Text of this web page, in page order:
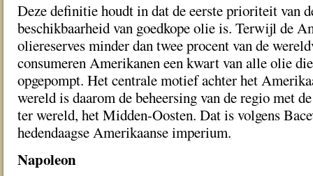
Deze definitie houdt in dat de eerste prioriteit van
beschikbaarheid van goedkope olie is. Terwijl de
oliereserves minder dan twee procent van de
consumeren Amerikanen een kwart van alle olie
opgepompt. Het centrale motief achter het
wereld is daarom de beheersing van de regio met
ter wereld, het Midden-Oosten. Dat is volgen s
hedendaagse Amerikaanse imperium.
Napoleon